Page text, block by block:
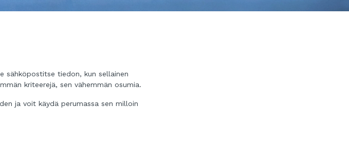
sähköpostitse tiedon, kun sellainen
kriteerejä, sen vähemmän osumia.
ja voit käydä perumassa sen milloin